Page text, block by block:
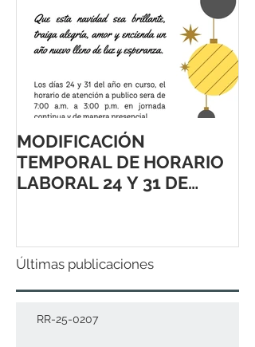
MODIFICACIÓN
TEMPORAL DE HORARIO
LABORAL 24 Y 31 DE
Últimas publicaciones
RR-25-0207